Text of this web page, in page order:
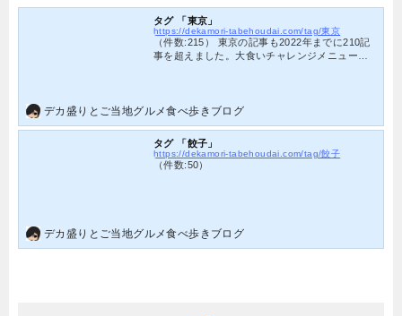
タグ 「東京」
https://dekamori-tabehoudai.com/tag/東京
（件数:215） 東京の記事も2022年までに210記
事を超えました。大食いチャレンジメニュー、
ングなど盛り沢山の内容です。
デカ盛りとご当地グルメ食べ歩きブログ
タグ 「餃子」
https://dekamori-tabehoudai.com/tag/餃子
（件数:50）
デカ盛りとご当地グルメ食べ歩きブログ